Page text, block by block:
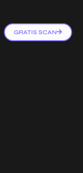
GRATIS SCAN